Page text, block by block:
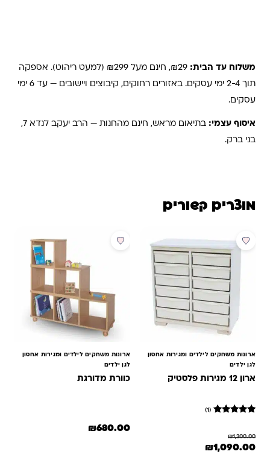
משלוח עד הבית: ₪29, חינם מעל ₪299 (למעט ריהוט). אספקה
תוך 2-4 ימי עסקים. באזורים רחוקים, קיבוצים ויישובים — עד 6 ימי
עסקים.
איסוף עצמי: בתיאום מראש, חינם מהחנות — הרב יעקב לנדא 7,
בני ברק.
מוצרים קשורים
מבצע
ארונות משחקים לילדים ומגירות אחסון
לגן ילדים
ארון 12 מגירות פלסטיק
מתוך 5
מבוסס על
(1)
₪1,200.00
המחיר המקורי היה: ₪1,200.00.
₪1,090.00
ארונות משחקים לילדים ומגירות אחסון
לגן ילדים
כוורת מדורגת
₪680.00